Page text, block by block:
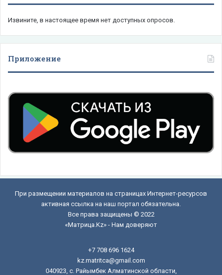
Извините, в настоящее время нет доступных опросов.
Приложение
При размещении материалов на страницах Интернет-ресурсов
активная ссылка на наш портал обязательна.
Все права защищены © 2022
«Матрица.Kz» - Нам доверяют
+7 708 696 1624
kz.matritca@gmail.com
040923, с. Райымбек Алматинской области,